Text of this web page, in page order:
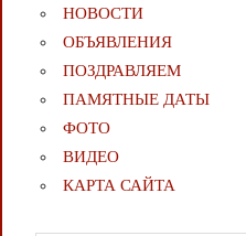
НОВОСТИ
ОБЪЯВЛЕНИЯ
ПОЗДРАВЛЯЕМ
ПАМЯТНЫЕ ДАТЫ
ФОТО
ВИДЕО
КАРТА САЙТА